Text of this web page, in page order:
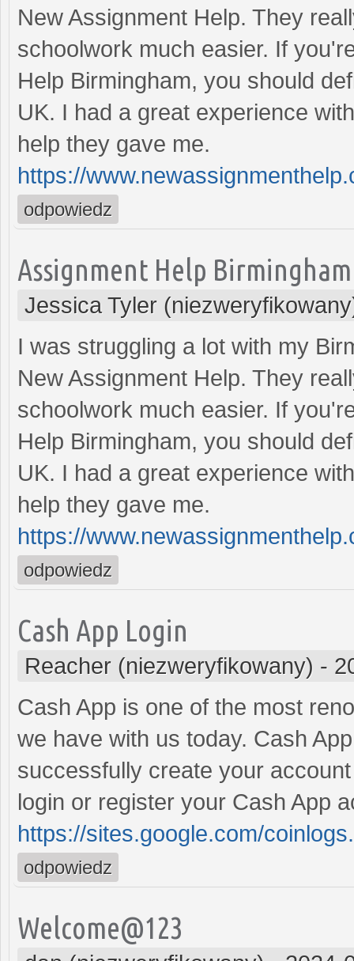
New Assignment Help. They
schoolwork much easier. If
Help Birmingham, you should
UK. I had a great experience
help they gave me.
https://
odpowiedz
Assignment Help Birmingham
Jessica Tyler
I was struggling a lot with my
New Assignment Help. They
schoolwork much easier. If
Help Birmingham, you should
UK. I had a great experience
help they gave me.
https://
odpowiedz
Cash App Login
Reacher (niezweryfikowany) -
Cash App is one of the most
we have with us today. Cash
successfully create your
login or register your Cash App
https://sites.google.com/
odpowiedz
Welcome@123